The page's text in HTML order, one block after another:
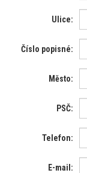
Ulice:
Číslo popisné:
Město:
PSČ:
Telefon:
E-mail: